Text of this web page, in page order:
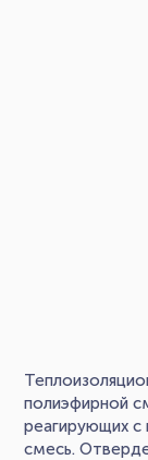
полиэфирной
реагирующих
смесь.